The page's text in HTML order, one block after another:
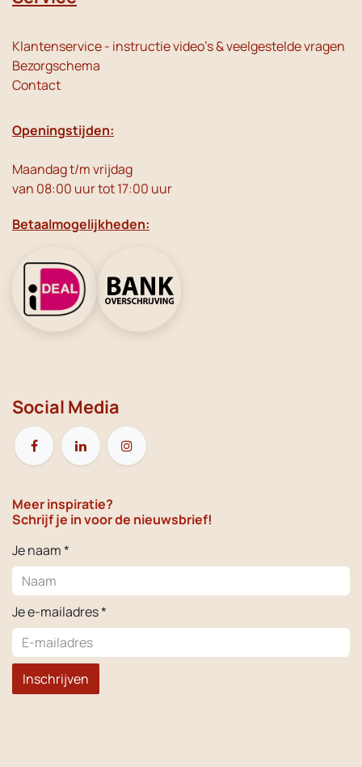
Klantenservice - instructie video's & veelgestelde vragen
Bezorgschema
Contact
Openingstijden:
Maandag t/m vrijdag
van 08:00 uur tot 17:00 uur
Betaalmogelijkheden:
Social Media
Meer inspiratie?
Schrijf je in voor de nieuwsbrief!
Je naam *
Je e-mailadres *
Inschrijven